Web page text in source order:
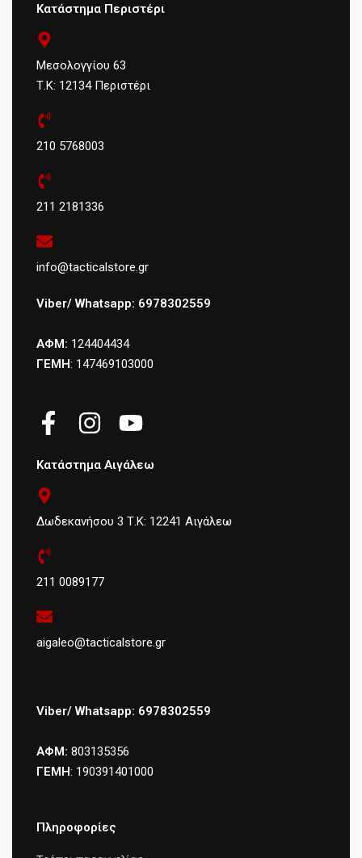
Κατάστημα Περιστέρι
Μεσολογγίου 63
Τ.Κ: 12134 Περιστέρι
210 5768003
211 2181336
info@tacticalstore.gr
Viber/ Whatsapp: 6978302559
ΑΦΜ: 124404434
ΓΕΜΗ: 147469103000
Κατάστημα Αιγάλεω
Δωδεκανήσου 3 Τ.Κ: 12241 Αιγάλεω
211 0089177
aigaleo@tacticalstore.gr
Viber/ Whatsapp: 6978302559
ΑΦΜ: 803135356
ΓΕΜΗ: 190391401000
Πληροφορίες